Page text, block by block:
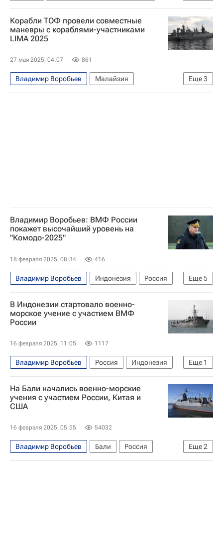
Безопасность
Николай Патрушев
Александр Гуцан
Алексей Беспрозванных
Калининградская область
Балтийское море
НАТО
Корабли ТОФ провели совместные
маневры с кораблями-участниками
LIMA 2025
27 мая 2025, 04:07 861
Еще3
Владимир Воробьев
Малайзия
Тихоокеанский флот ВМФ России
ВМФ РФ
Владимир Воробьев: ВМФ России
покажет высочайший уровень на
"Комодо-2025"
18 февраля 2025, 08:34 416
Еще5
Владимир Воробьев Индонезия
Россия
Бали
Безопасность
Тихоокеанский флот ВМФ России
Интервью - Авторы
В Индонезии стартовало военно-
морское учение с участием ВМФ
России
16 февраля 2025, 11:05 1117
Еще 1
Владимир Воробьев Россия
Индонезия
Бали
На Бали начались военно-морские
учения с участием России, Китая и
США
16 февраля 2025, 05:55 54032
Еще2
Владимир Воробьев Бали
Россия
Индонезия
Тихоокеанский флот ВМФ России